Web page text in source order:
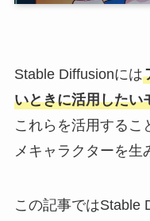
Stable Diffusionには
いときに活用したい
これらを活用するこ
メキャラクターを生
この記事ではStable